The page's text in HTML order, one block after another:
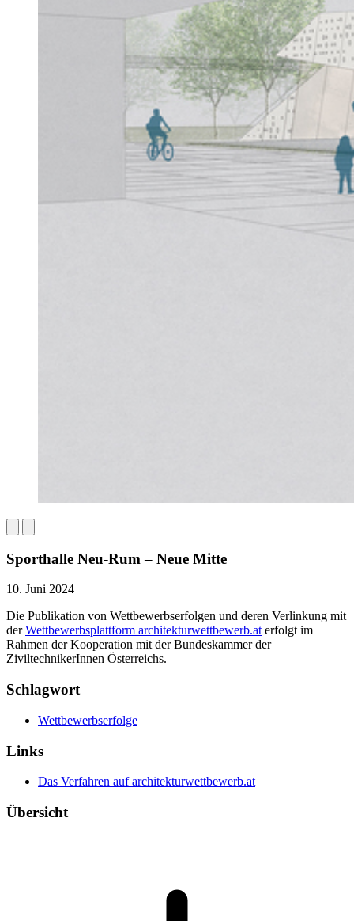
Sporthalle Neu-Rum – Neue Mitte
10. Juni 2024
Die Publikation von Wettbewerbserfolgen und deren Verlinkung mit
derWettbewerbsplattform architekturwettbewerb.aterfolgt im
Rahmen der Kooperation mit der Bundeskammer der
ZiviltechnikerInnen Österreichs.
Schlagwort
Wettbewerbserfolge
Links
Das Verfahren auf architekturwettbewerb.at
Übersicht